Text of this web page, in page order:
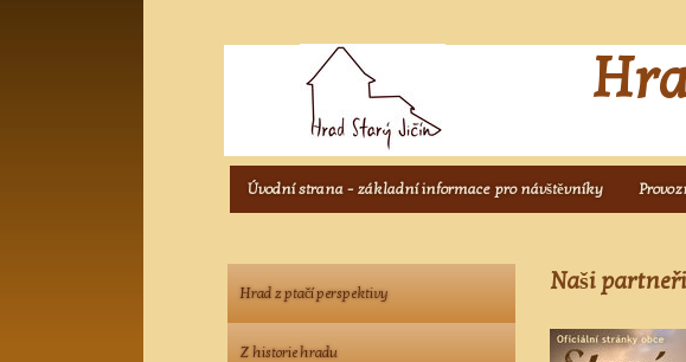
Naši partneři
Hrad z ptačí perspektivy
Z historie hradu
Úvodní strana - základní informace pro návštěvníky